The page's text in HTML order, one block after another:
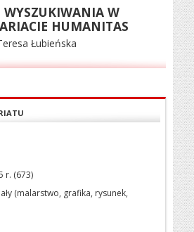
W
HUMANITAS
Łubieńska
r. (673)
(malarstwo, grafika, rysunek,